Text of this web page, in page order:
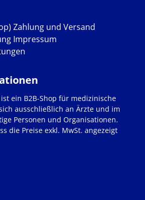
Zahlung und Versand
Impressum
ein B2B-Shop für medizinische
ausschließlich an Ärzte und im
Personen und Organisationen.
die Preise exkl. MwSt. angezeigt